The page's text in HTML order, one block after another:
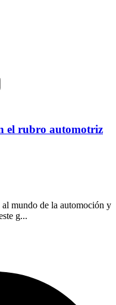
el rubro automotriz
mundo de la automoción y
g...